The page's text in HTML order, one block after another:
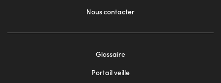
Nous contacter
Glossaire
Portail veille